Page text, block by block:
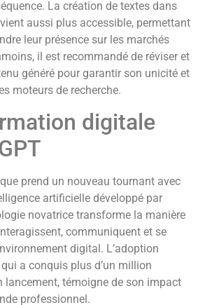
La création de textes dans
aussi plus accessible, permettant
leur présence sur les marchés
il est recommandé de réviser et
généré pour garantir son unicité et
moteurs de recherche.
digitale
prend un nouveau tournant avec
artificielle développé par
novatrice transforme la manière
communiquent et se
digital. L’adoption
a conquis plus d’un million
lancement, témoigne de son impact
professionnel.